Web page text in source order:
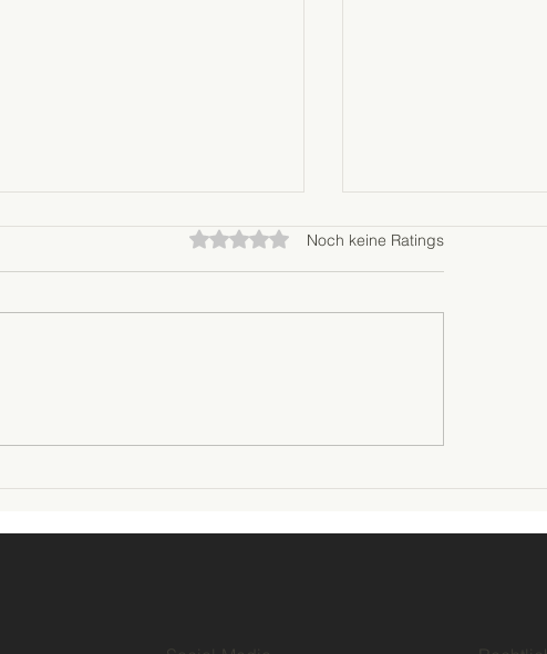
sturmsicher?
billig doppelt kostet
Mit 0 von 5 Sternen bewertet.
Noch keine Ratings